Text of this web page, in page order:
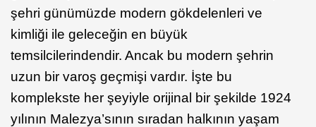
şehri günümüzde modern gökdelenleri ve
kimliği ile geleceğin en büyük
temsilcilerindendir. Ancak bu modern şehrin
uzun bir varoş geçmişi vardır. İşte bu
komplekste her şeyiyle orijinal bir şekilde 1924
yılının Malezya’sının sıradan halkının yaşam